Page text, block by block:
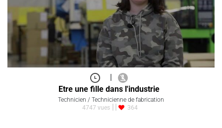
|
Etre une fille dans l'industrie
Technicien / Technicienne de fabrication
4747 vues
364